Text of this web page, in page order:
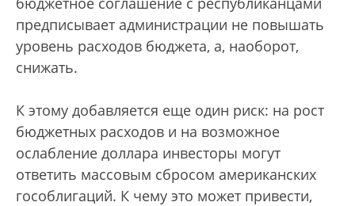
предписывает администрации не повышать
уровень расходов бюджета, а, наоборот,
снижать.
К этому добавляется еще один риск: на рост
бюджетных расходов и на возможное
ослабление доллара инвесторы могут
ответить массовым сбросом американских
гособлигаций. К чему это может привести,